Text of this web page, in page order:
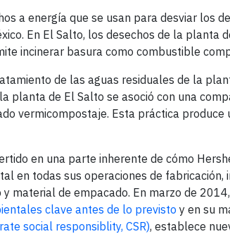
a energía que se usan para desviar los
En El Salto, los desechos de la planta
incinerar basura como combustible
de las aguas residuales de la
planta de El Salto se asoció con una
vermicompostaje. Esta práctica
en una parte inherente de cómo
en todas sus operaciones de fabricación,
material de empacado. En marzo de
clave antes de lo previsto y en su
social responsiblity, CSR), establece